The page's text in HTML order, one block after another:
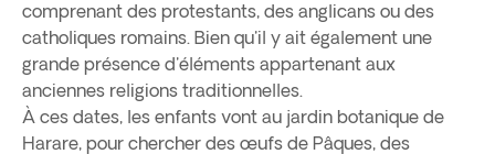
comprenant des protestants, des anglicans ou des
catholiques romains. Bien qu'il y ait également une
grande présence d'éléments appartenant aux
anciennes religions traditionnelles.
À ces dates, les enfants vont au jardin botanique de
Harare, pour chercher des œufs de Pâques, des